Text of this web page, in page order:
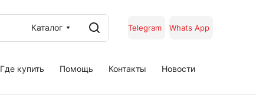
Каталог Telegram Whats App
Где купить Помощь Контакты Новости